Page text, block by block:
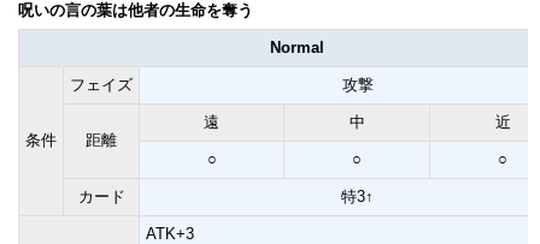
呪いの言の葉は他者の生命を奪う
Normal
条件
フェイズ 攻撃
距離
遠 中 近
○ ○ ○
カード 特3↑
ATK+3